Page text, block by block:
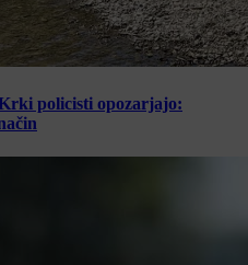
policisti opozarjajo: